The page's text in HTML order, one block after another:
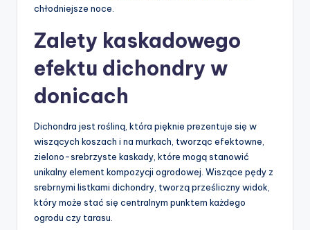
chłodniejsze noce.
Zalety kaskadowego
efektu dichondry w
donicach
Dichondra jest rośliną, która pięknie prezentuje się w
wiszących koszach i na murkach, tworząc efektowne,
zielono-srebrzyste kaskady, które mogą stanowić
unikalny element kompozycji ogrodowej. Wiszące pędy z
srebrnymi listkami dichondry, tworzą prześliczny widok,
który może stać się centralnym punktem każdego
ogrodu czy tarasu.